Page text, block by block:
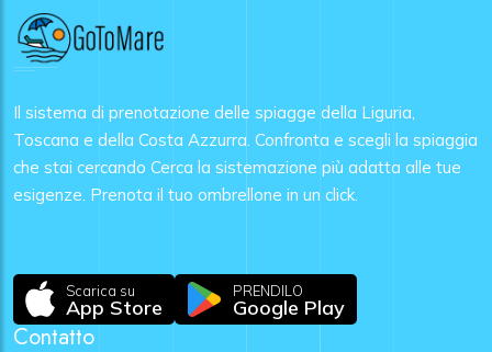
Il sistema di prenotazione delle spiagge della Liguria,
Toscana e della Costa Azzurra. Confronta e scegli la spiaggia
che stai cercando Cerca la sistemazione più adatta alle tue
esigenze. Prenota il tuo ombrellone in un click.
Scarica su
App Store
PRENDILO
Google Play
Contatto